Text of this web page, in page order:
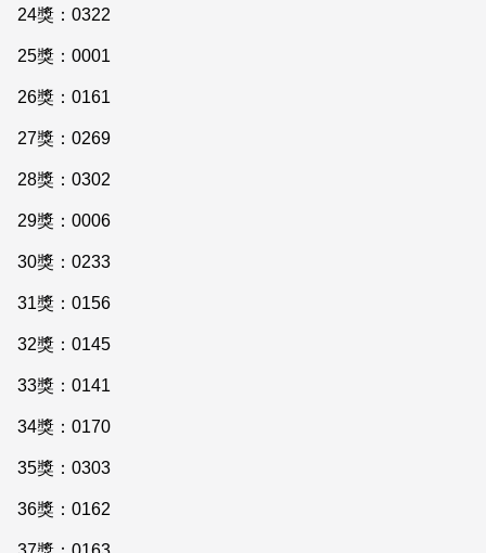
24獎：0322
25獎：0001
26獎：0161
27獎：0269
28獎：0302
29獎：0006
30獎：0233
31獎：0156
32獎：0145
33獎：0141
34獎：0170
35獎：0303
36獎：0162